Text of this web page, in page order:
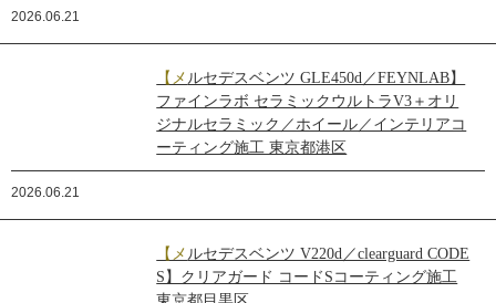
2026.06.21
【メルセデスベンツ GLE450d／FEYNLAB】
ファインラボ セラミックウルトラV3＋オリ
ジナルセラミック／ホイール／インテリアコ
ーティング施工 東京都港区
2026.06.21
【メルセデスベンツ V220d／clearguard CODE
S】クリアガード コードSコーティング施工